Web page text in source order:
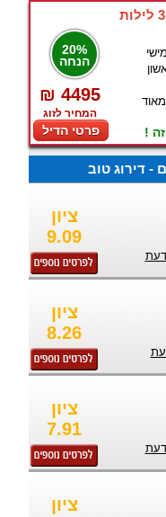
20%
הנחה
₪ 4495
המחיר לזוג
פרטי הדיל !
ציון
9.09
דעת
ציון
8.26
ציון
7.91
דעת
ציון